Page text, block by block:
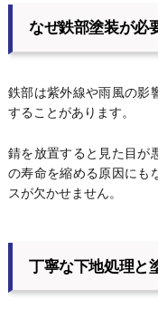
なぜ鉄部塗装が必
鉄部は紫外線や雨風の影
することがあります。
錆を放置すると見た目が
の寿命を縮める原因にも
スが欠かせません。
丁寧な下地処理と